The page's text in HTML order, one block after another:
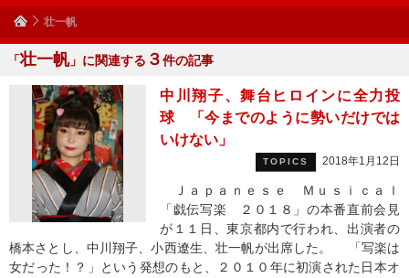
壮一帆
「壮一帆」に関連する ３件の記事
中川翔子、舞台ヒロインに全力投
球 「今までのように勢いだけでは
いけない」
TOPICS 2018年1月12日
Ｊａｐａｎｅｓｅ Ｍｕｓｉｃａｌ
「戯伝写楽 ２０１８」の本番直前会見
が１１日、東京都内で行われ、出演者の
橋本さとし、中川翔子、小西遼生、壮一帆が出席した。 「写楽は
女だった！？」という発想のもと、２０１０年に初演された日本オ